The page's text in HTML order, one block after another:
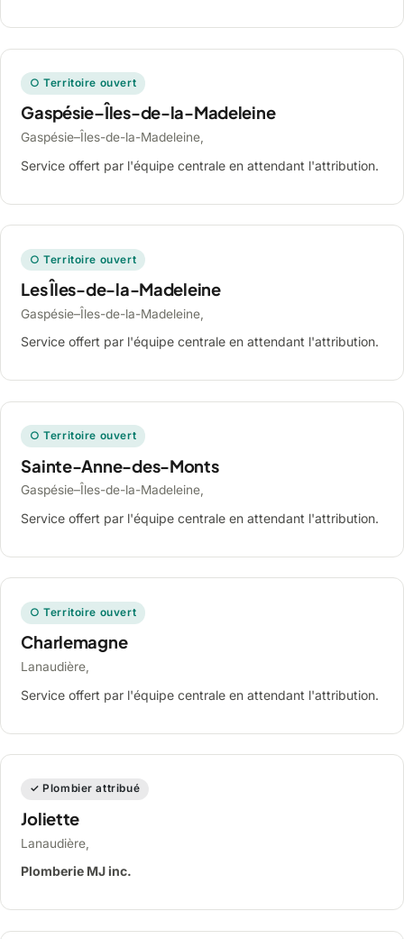
○ Territoire ouvert
Gaspésie–Îles-de-la-Madeleine
Gaspésie–Îles-de-la-Madeleine,
Service offert par l'équipe centrale en attendant l'attribution.
○ Territoire ouvert
Les Îles-de-la-Madeleine
Gaspésie–Îles-de-la-Madeleine,
Service offert par l'équipe centrale en attendant l'attribution.
○ Territoire ouvert
Sainte-Anne-des-Monts
Gaspésie–Îles-de-la-Madeleine,
Service offert par l'équipe centrale en attendant l'attribution.
○ Territoire ouvert
Charlemagne
Lanaudière,
Service offert par l'équipe centrale en attendant l'attribution.
✓ Plombier attribué
Joliette
Lanaudière,
Plomberie MJ inc.